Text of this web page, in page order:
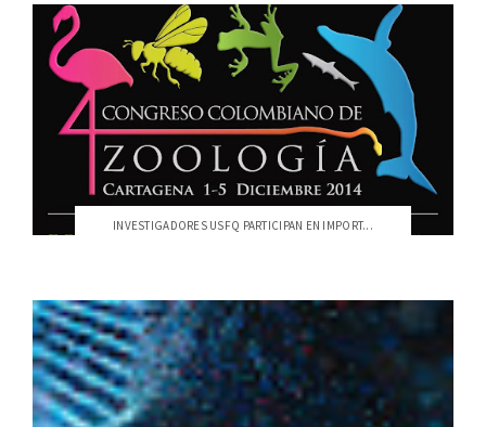
INVESTIGADORES USFQ PARTICIPAN EN IMPORT...